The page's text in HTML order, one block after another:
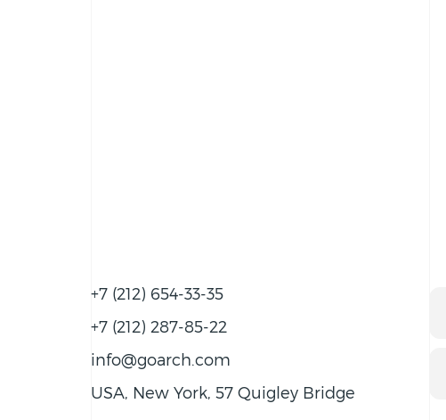
+7 (212) 654-33-35
+7 (212) 287-85-22
info@goarch.com
USA, New York, 57 Quigley Bridge